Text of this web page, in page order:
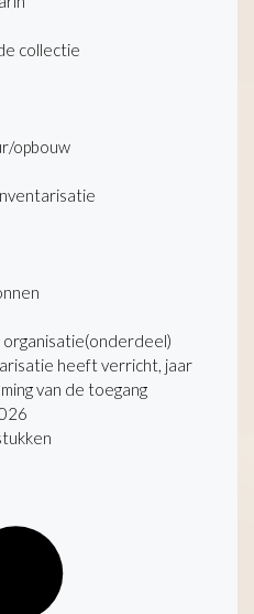
collectie
opbouw
organisatie(onderdeel)
heeft verricht, jaar
van de toegang